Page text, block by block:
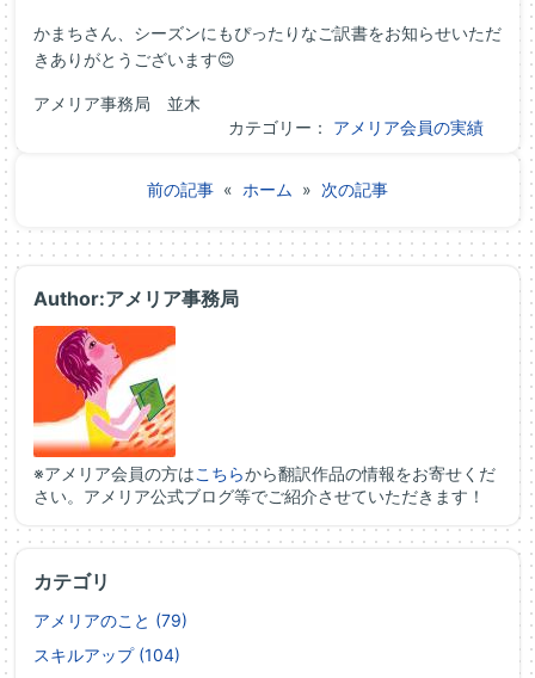
かまちさん、シーズンにもぴったりなご訳書をお知らせいただ
きありがとうございます😊
アメリア事務局 並木
カテゴリー： アメリア会員の実績
前の記事 « ホーム » 次の記事
Author:アメリア事務局
※アメリア会員の方はこちらから翻訳作品の情報をお寄せくだ
さい。アメリア公式ブログ等でご紹介させていただきます！
カテゴリ
アメリアのこと (79)
スキルアップ (104)